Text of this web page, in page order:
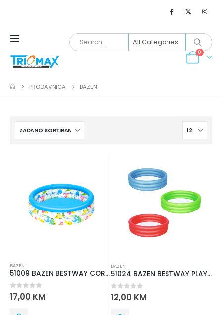
0
PRODAVNICA BAZEN
BAZEN
51009 BAZEN BESTWAY CORAL 122m X 25cm
0out of 5
17,00 KM
BAZEN
51024 BAZEN BESTWAY PLAY 1.02m x 25cm
0out of 5
12,00 KM